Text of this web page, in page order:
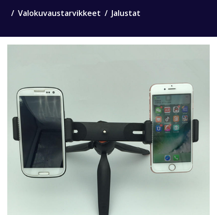
Valokuvaustarvikkeet Jalustat